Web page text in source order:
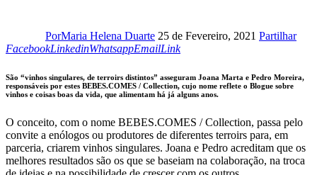
PorMaria Helena Duarte 25 de Fevereiro, 2021 Partilhar
FacebookLinkedin
LinkedinWhatsapp
WhatsappEmail
EmailCopy
clipboard
Link
São “vinhos singulares, de terroirs distintos” asseguram Joana Marta e Pedro Moreira,
responsáveis por estes BEBES.COMES / Collection, cujo nome reflete o Blogue sobre
vinhos e coisas boas da vida, que alimentam há já alguns anos.
O conceito, com o nome BEBES.COMES / Collection, passa pelo
convite a enólogos ou produtores de diferentes terroirs para, em
parceria, criarem vinhos singulares. Joana e Pedro acreditam que os
melhores resultados são os que se baseiam na colaboração, na troca